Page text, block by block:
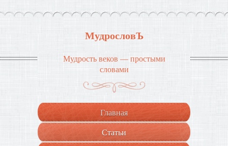
МудрословЪ
Мудрость веков — простыми
словами
Главная
Статьи